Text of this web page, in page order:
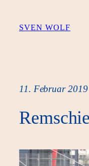
Inhalt
SVEN WOLF
11. Februar 2019